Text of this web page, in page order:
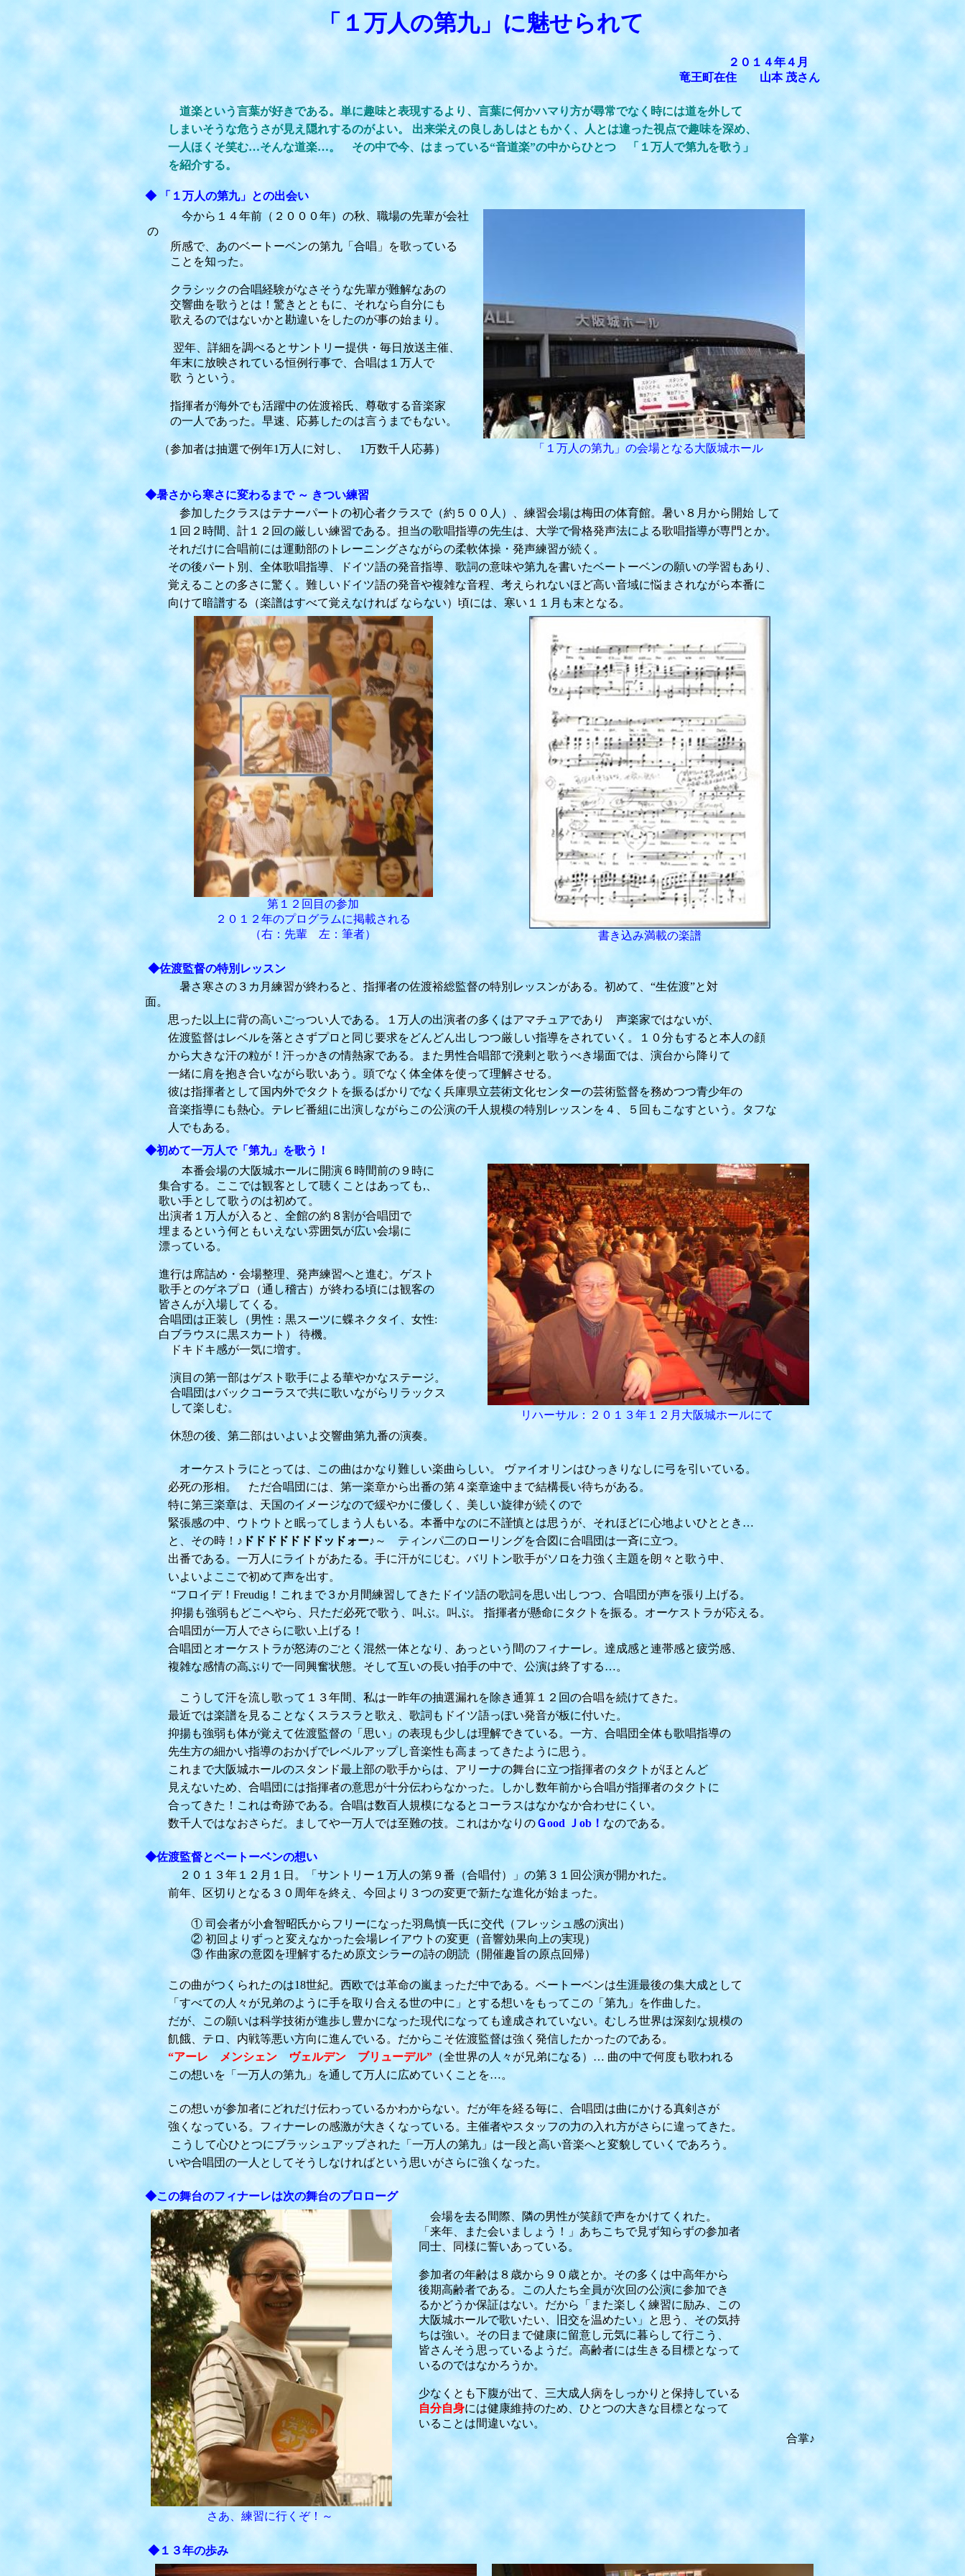
「１万人の第九」に魅せられて
２０１４年４月
竜王町在住 山本 茂さん
道楽という言葉が好きである。単に趣味と表現するより、言葉に何かハマり方が尋常でなく時には道を外して
しまいそうな危うさが見え隠れするのがよい。 出来栄えの良しあしはともかく、人とは違った視点で趣味を深め、
一人ほくそ笑む…そんな道楽…。 その中で今、はまっている“音道楽”の中からひとつ 「１万人で第九を歌う」
を紹介する。
◆ 「１万人の第九」との出会い
今から１４年前（２０００年）の秋、職場の先輩が会社
の
所感で、あのベートーベンの第九「合唱」を歌っている
ことを知った。
クラシックの合唱経験がなさそうな先輩が難解なあの
交響曲を歌うとは！驚きとともに、それなら自分にも
歌えるのではないかと勘違いをしたのが事の始まり。
翌年、詳細を調べるとサントリー提供・毎日放送主催、
年末に放映されている恒例行事で、合唱は１万人で
歌 うという。
指揮者が海外でも活躍中の佐渡裕氏、尊敬する音楽家
の一人であった。早速、応募したのは言うまでもない。
（参加者は抽選で例年1万人に対し、 1万数千人応募） 「１万人の第九」の会場となる大阪城ホール
◆暑さから寒さに変わるまで ～ きつい練習
参加したクラスはテナーパートの初心者クラスで（約５００人）、練習会場は梅田の体育館。暑い８月から開始 して
１回２時間、計１２回の厳しい練習である。担当の歌唱指導の先生は、大学で骨格発声法による歌唱指導が専門とか。
それだけに合唱前には運動部のトレーニングさながらの柔軟体操・発声練習が続く。
その後パート別、全体歌唱指導、ドイツ語の発音指導、歌詞の意味や第九を書いたベートーベンの願いの学習もあり、
覚えることの多さに驚く。難しいドイツ語の発音や複雑な音程、考えられないほど高い音域に悩まされながら本番に
向けて暗譜する（楽譜はすべて覚えなければ ならない）頃には、寒い１１月も末となる。
第１２回目の参加
２０１２年のプログラムに掲載される
（右：先輩 左：筆者）
書き込み満載の楽譜
◆佐渡監督の特別レッスン
暑さ寒さの３カ月練習が終わると、指揮者の佐渡裕総監督の特別レッスンがある。初めて、“生佐渡”と対
面。
思った以上に背の高いごっつい人である。１万人の出演者の多くはアマチュアであり 声楽家ではないが、
佐渡監督はレベルを落とさずプロと同じ要求をどんどん出しつつ厳しい指導をされていく。１０分もすると本人の顔
から大きな汗の粒が！汗っかきの情熱家である。また男性合唱部で溌剌と歌うべき場面では、演台から降りて
一緒に肩を抱き合いながら歌いあう。頭でなく体全体を使って理解させる。
彼は指揮者として国内外でタクトを振るばかりでなく兵庫県立芸術文化センターの芸術監督を務めつつ青少年の
音楽指導にも熱心。テレビ番組に出演しながらこの公演の千人規模の特別レッスンを４、５回もこなすという。タフな
人でもある。
◆初めて一万人で「第九」を歌う！
本番会場の大阪城ホールに開演６時間前の９時に
集合する。ここでは観客として聴くことはあっても,、
歌い手として歌うのは初めて。
出演者１万人が入ると、全館の約８割が合唱団で
埋まるという何ともいえない雰囲気が広い会場に
漂っている。
進行は席詰め・会場整理、発声練習へと進む。ゲスト
歌手とのゲネプロ（通し稽古）が終わる頃には観客の
皆さんが入場してくる。
合唱団は正装し（男性：黒スーツに蝶ネクタイ、女性:
白ブラウスに黒スカート） 待機。
ドキドキ感が一気に増す。
演目の第一部はゲスト歌手による華やかなステージ。
合唱団はバックコーラスで共に歌いながらリラックス
して楽しむ。
休憩の後、第二部はいよいよ交響曲第九番の演奏。
リハーサル：２０１３年１２月大阪城ホールにて
オーケストラにとっては、この曲はかなり難しい楽曲らしい。 ヴァイオリンはひっきりなしに弓を引いている。
必死の形相。 ただ合唱団には、第一楽章から出番の第４楽章途中まで結構長い待ちがある。
特に第三楽章は、天国のイメージなので緩やかに優しく、美しい旋律が続くので
緊張感の中、ウトウトと眠ってしまう人もいる。本番中なのに不謹慎とは思うが、それほどに心地よいひととき…
と、その時！ ♪ドドドドドドドッドォー♪ ～ ティンパ二のローリングを合図に合唱団は一斉に立つ。
出番である。一万人にライトがあたる。手に汗がにじむ。バリトン歌手がソロを力強く主題を朗々と歌う中、
いよいよここで初めて声を出す。
“フロイデ！Freudig！これまで３か月間練習してきたドイツ語の歌詞を思い出しつつ、合唱団が声を張り上げる。
抑揚も強弱もどこへやら、只ただ必死で歌う、叫ぶ。叫ぶ。 指揮者が懸命にタクトを振る。オーケストラが応える。
合唱団が一万人でさらに歌い上げる！
合唱団とオーケストラが怒涛のごとく混然一体となり、あっという間のフィナーレ。達成感と連帯感と疲労感、
複雑な感情の高ぶりで一同興奮状態。そして互いの長い拍手の中で、公演は終了する…。
こうして汗を流し歌って１３年間、私は一昨年の抽選漏れを除き通算１２回の合唱を続けてきた。
最近では楽譜を見ることなくスラスラと歌え、歌詞もドイツ語っぽい発音が板に付いた。
抑揚も強弱も体が覚えて佐渡監督の「思い」の表現も少しは理解できている。一方、合唱団全体も歌唱指導の
先生方の細かい指導のおかげでレベルアップし音楽性も高まってきたように思う。
これまで大阪城ホールのスタンド最上部の歌手からは、アリーナの舞台に立つ指揮者のタクトがほとんど
見えないため、合唱団には指揮者の意思が十分伝わらなかった。しかし数年前から合唱が指揮者のタクトに
合ってきた！これは奇跡である。合唱は数百人規模になるとコーラスはなかなか合わせにくい。
数千人ではなおさらだ。ましてや一万人では至難の技。これはかなりのＧood Ｊob！ なのである。
◆佐渡監督とベートーベンの想い
２０１３年１２月１日。「サントリー１万人の第９番（合唱付）」の第３１回公演が開かれた。
前年、区切りとなる３０周年を終え、今回より３つの変更で新たな進化が始まった。
① 司会者が小倉智昭氏からフリーになった羽鳥慎一氏に交代（フレッシュ感の演出）
② 初回よりずっと変えなかった会場レイアウトの変更（音響効果向上の実現）
③ 作曲家の意図を理解するため原文シラーの詩の朗読（開催趣旨の原点回帰）
この曲がつくられたのは18世紀。西欧では革命の嵐まっただ中である。ベートーベンは生涯最後の集大成として
「すべての人々が兄弟のように手を取り合える世の中に」とする想いをもってこの「第九」を作曲した。
だが、この願いは科学技術が進歩し豊かになった現代になっても達成されていない。むしろ世界は深刻な規模の
飢餓、テロ、内戦等悪い方向に進んでいる。だからこそ佐渡監督は強く 発信したかったのである。
“アーレ メンシェン ヴェルデン ブリューデル” （全世界の人々が兄弟になる）… 曲の中で何度も歌われる
この想いを「一万人の第九」を通して万人に広めていくことを…。
この想いが参加者にどれだけ伝わっているかわからない。だが年を経る毎に、合唱団は曲にかける真剣さが
強くなっている。フィナーレの感激が大きくなっている。主催者やスタッフの力の入れ方がさらに違ってきた。
こうして心ひとつにブラッシュアップされた「一万人の第九」は一段と高い音楽へと変貌していくであろう。
いや合唱団の一人としてそうしなければという思いがさらに強くなった。
◆この舞台のフィナーレは次の舞台のプロローグ
さあ、練習に行くぞ！～
会場を去る間際、隣の男性が笑顔で声をかけてくれた。
「来年、また会いましょう！」あちこちで見ず知らずの参加者
同士、同様に誓いあっている。
参加者の年齢は８歳から９０歳とか。その多くは中高年から
後期高齢者である。この人たち全員が次回の公演に参加でき
るかどうか保証はない。だから「また楽しく練習に励み、この
大阪城ホールで歌いたい、旧交を温めたい」と思う、その気持
ちは強い。その日まで健康に留意し元気に暮らして行こう、
皆さんそう思っているようだ。高齢者には生きる目標となって
いるのではなかろうか。
少なくとも下腹が出て、三大成人病をしっかりと保持している
自分自身には健康維持のため、ひとつの大きな目標となって
いることは間違いない。
合掌♪
◆１３年の歩み